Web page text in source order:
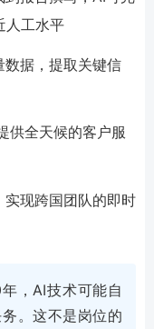
人工水平
数据，提取关键信
供全天候的客户服
实现跨国团队的即时
，AI技术可能自
。这不是岗位的